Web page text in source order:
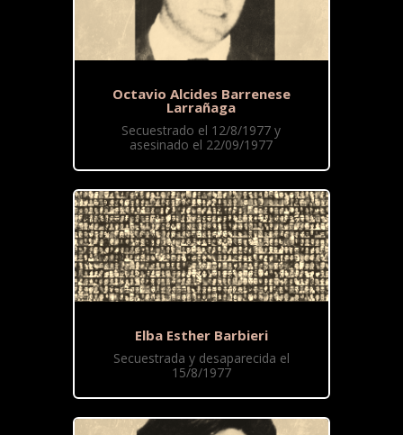
Octavio Alcides Barrenese
Larrañaga
Secuestrado el 12/8/1977 y
asesinado el 22/09/1977
Elba Esther Barbieri
Secuestrada y desaparecida el
15/8/1977